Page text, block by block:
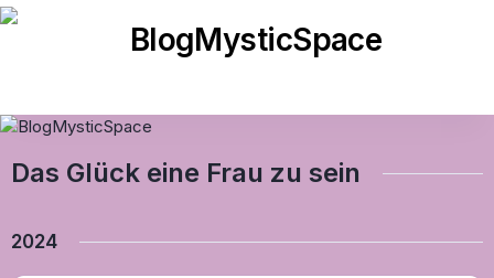
Skip
Das Glück eine Frau zu sein
2024